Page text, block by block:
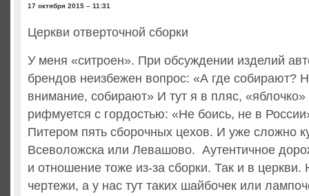
17 октября 2015 – 11:31
Церкви отверточной сборки
У меня «ситроен». При обсуждении изделий
брендов неизбежен вопрос: «А где собирают?
внимание, собирают» И тут я в пляс,
рифмуется с гордостью: «Не боись, не в
Питером пять сборочных цехов. И уже сложно
Всеволожска или Левашово. Аутентичное
и отношение тоже из-за сборки. Так и в
чертежи, а у нас тут таких шайбочек или